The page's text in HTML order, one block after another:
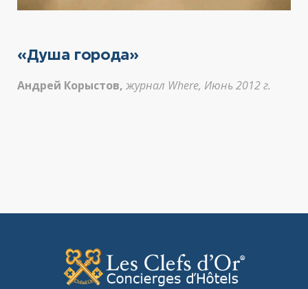
«Душа города»
Андрей Корыстов, журнал Where, Июнь 2012 г.